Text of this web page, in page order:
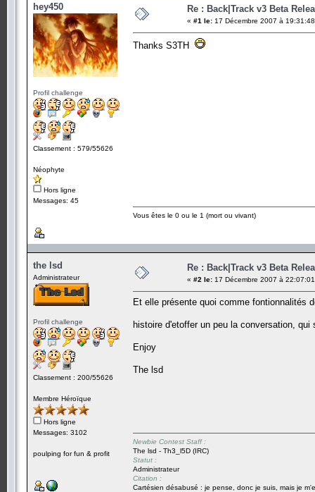
hey450
Profil challenge
Classement : 579/55626
Néophyte
Hors ligne
Messages: 45
Re : Back|Track v3 Beta
« #1 le: 17 Décembre 2007 à
Thanks S3TH
Vous êtes le 0 ou le 1 (mort ou vivant)
the lsd
Administrateur
Profil challenge
Classement : 200/55626
Membre Héroïque
Hors ligne
Messages: 3102
poulping for fun & profit
Re : Back|Track v3 Beta
« #2 le: 17 Décembre 2007 à
Et elle présente quoi comme fontionnalités
histoire d'etoffer un peu la conversation,
Enjoy
The lsd
Newbie Contest Staff :
The lsd - Th3_l5D (IRC)
Statut :
Administrateur
Citation :
Cartésien désabusé : je pense, donc je suis, mais je